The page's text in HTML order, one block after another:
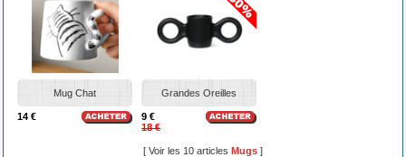
Mug Chat
14 €
Grandes Oreilles
9 €
18 €
[ Voir les 10 articles Mugs ]